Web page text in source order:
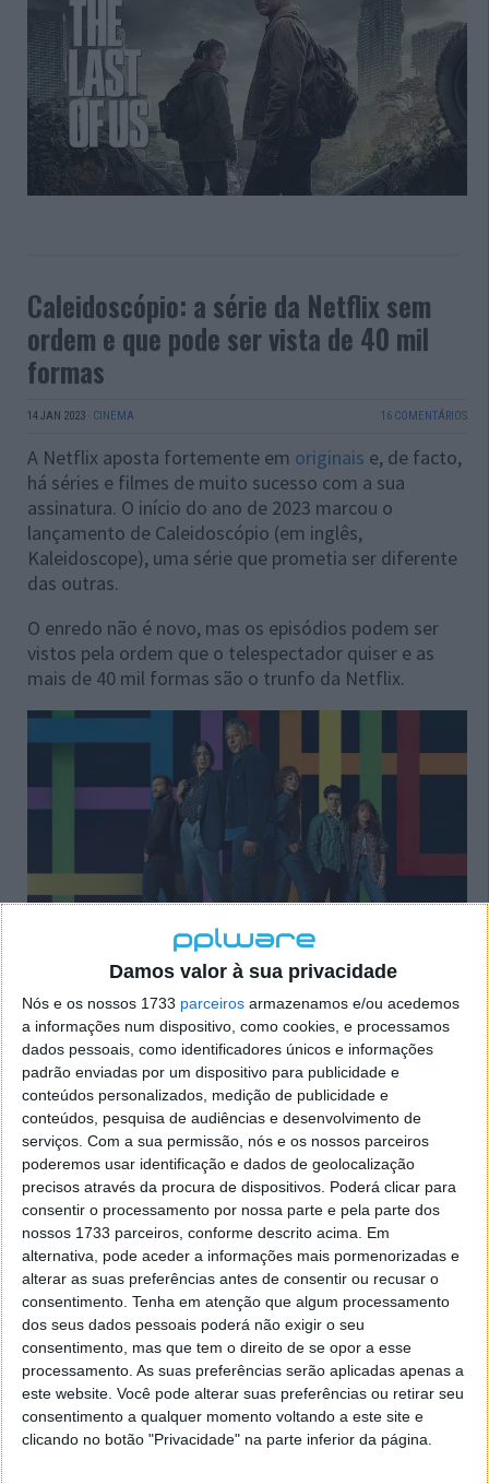
Damos valor à sua privacidade
Nós e os nossos 1733 parceiros armazenamos e/ou acedemos
a informações num dispositivo, como cookies, e processamos
dados pessoais, como identificadores únicos e informações
padrão enviadas por um dispositivo para publicidade e
conteúdos personalizados, medição de publicidade e
conteúdos, pesquisa de audiências e desenvolvimento de
serviços. Com a sua permissão, nós e os nossos parceiros
poderemos usar identificação e dados de geolocalização
precisos através da procura de dispositivos. Poderá clicar para
consentir o processamento por nossa parte e pela parte dos
nossos 1733 parceiros, conforme descrito acima. Em
alternativa, pode aceder a informações mais pormenorizadas e
alterar as suas preferências antes de consentir ou recusar o
consentimento. Tenha em atenção que algum processamento
dos seus dados pessoais poderá não exigir o seu
consentimento, mas que tem o direito de se opor a esse
processamento. As suas preferências serão aplicadas apenas a
este website. Você pode alterar suas preferências ou retirar seu
consentimento a qualquer momento voltando a este site e
clicando no botão "Privacidade" na parte inferior da página.
Caleidoscópio: a série da Netflix sem
ordem e que pode ser vista de 40 mil
formas
14 JAN 2023 · CINEMA 16 COMENTÁRIOS
A Netflix aposta fortemente em originais e, de facto,
há séries e filmes de muito sucesso com a sua
assinatura. O início do ano de 2023 marcou o
lançamento de Caleidoscópio (em inglês,
Kaleidoscope), uma série que prometia ser diferente
das outras.
O enredo não é novo, mas os episódios podem ser
vistos pela ordem que o telespectador quiser e as
mais de 40 mil formas são o trunfo da Netflix.
Série Resident Evil da Netflix está a ser
um fracasso e é cancelada
29 AGO 2022 ·CINEMA 27 COMENTÁRIOS
O que poderia ser mais uma série promissora, está a
revelar-se um verdadeiro fracasso. A Netflix estreou
a 14 de julho a série Resident Evil inspirada no jogo
com o mesmo nome e já na altura os fãs mostraram-
se bastante reticentes quanto ao sucesso da
produção.
A série já foi cancelada.